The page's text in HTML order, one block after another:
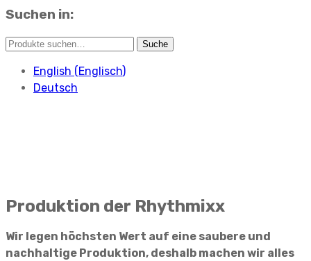
Suchen in:
English ( Englisch)
Deutsch
Produktion der Rhythmixx
Wir legen höchsten Wert auf eine saubere und
nachhaltige Produktion, deshalb machen wir alles